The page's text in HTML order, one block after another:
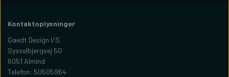
Kontaktoplysninger
Gaedt Design I/S
Sysselbjergvej 50
6051 Almind
Telefon: 50505964